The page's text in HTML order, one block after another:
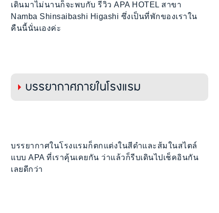
เดินมาไม่นานก็จะพบกับ รีวิว APA HOTEL สาขา
Namba Shinsaibashi Higashi ซึ่งเป็นที่พักของเราใน
คืนนี้นั่นเองค่ะ
บรรยากาศภายในโรงแรม
บรรยากาศในโรงแรมก็ตกแต่งในสีดำและส้มในสไตล์
แบบ APA ที่เราคุ้นเคยกัน ว่าแล้วก็รีบเดินไปเช็คอินกัน
เลยดีกว่า